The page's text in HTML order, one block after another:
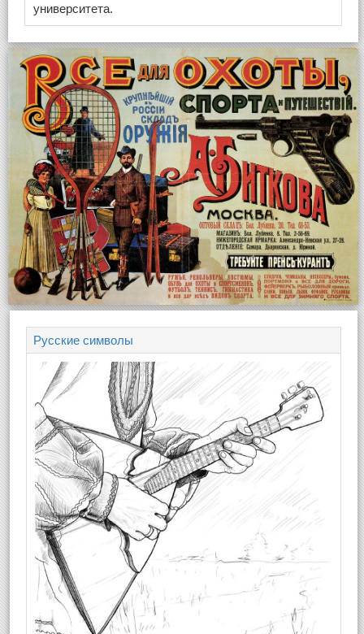
университета.
Русские символы